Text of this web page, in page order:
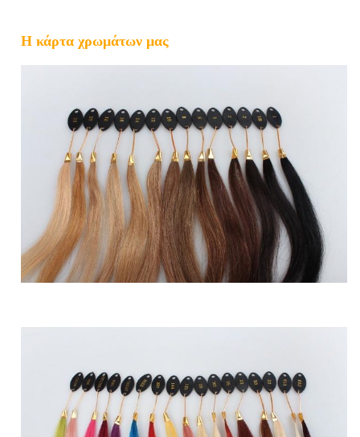
Η κάρτα χρωμάτων μας